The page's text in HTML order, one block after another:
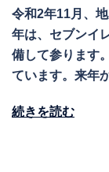
令和2年11月、
年は、セブンイ
備して参ります
ています。来年
続きを読む